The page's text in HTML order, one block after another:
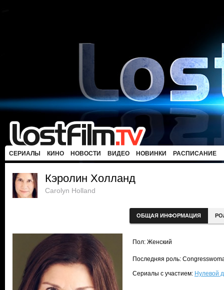
СЕРИАЛЫ КИНО НОВОСТИ ВИДЕО НОВИНКИ РАСПИСАНИЕ
Кэролин Холланд
Carolyn Holland
ОБЩАЯ ИНФОРМАЦИЯ
Пол: Женский
Последняя роль:
Сериалы с участием: Нулевой